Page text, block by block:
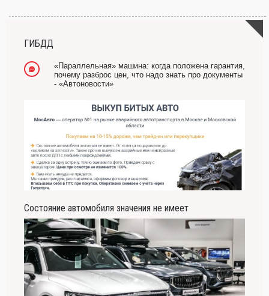
ГИБДД
«Параллельная» машина: когда положена гарантия,
почему разброс цен, что надо знать про документы
- «Автоновости»
Состояние автомобиля значения не имеет